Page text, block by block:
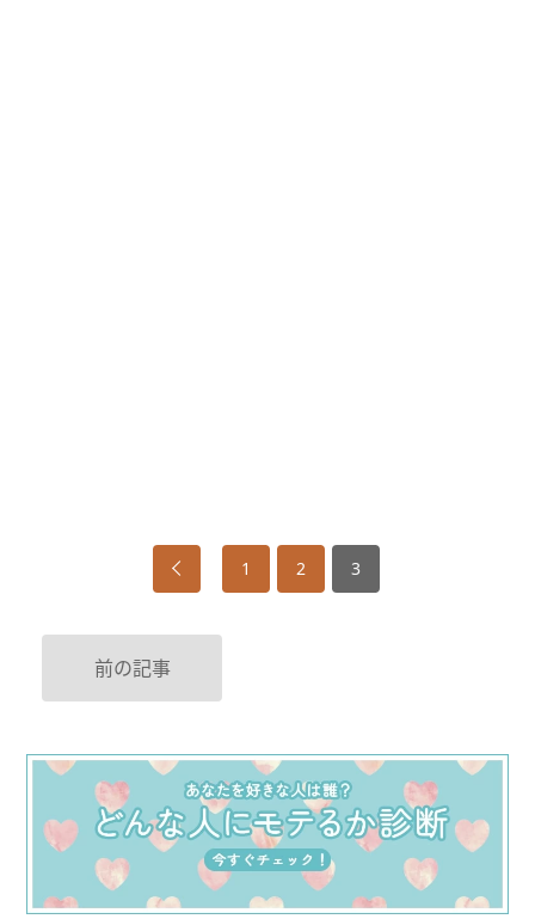
1 2 3
前の記事